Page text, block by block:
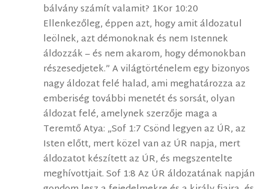
bálvány számít valamit? 1Kor 10:20
Ellenkezőleg, éppen azt, hogy amit áldozatul
leölnek, azt démonoknak és nem Istennek
áldozzák – és nem akarom, hogy démonokban
részesedjetek.” A világtörténelem egy bizonyos
nagy áldozat felé halad, ami meghatározza az
emberiség további menetét és sorsát, olyan
áldozat felé, amelynek szerzője maga a
Teremtő Atya: „Sof 1:7 Csönd legyen az ÚR, az
Isten előtt, mert közel van az ÚR napja, mert
áldozatot készített az ÚR, és megszentelte
meghívottjait. Sof 1:8 Az ÚR áldozatának napján